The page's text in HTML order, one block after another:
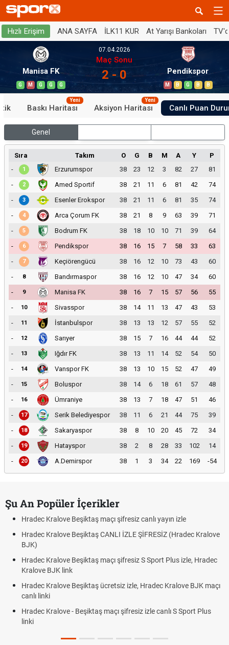
Hızlı Erişim ANA SAYFA İLK11 KUR At Yarışı Bankoları
Manisa FK
G M G G G
07.04.2026
Maç Sonu
2 - 0 Pendikspor
M B G B B
Baskı Haritası
Yeni
Aksiyon Haritası
Yeni
Canlı Puan
Genel
Sıra Takım O G B M A Y
P
-
1 Erzurumspor 38 23 12 3 82 27
81
-
2 Amed Sportif 38 21 11 6 81 42
74
-
3 Esenler Erokspor 38 21 11 6 81 35
74
-
4 Arca Çorum FK 38 21 8 9 63 39
71
-
5 Bodrum FK 38 18 10 10 71 39
64
-
6 Pendikspor 38 16 15 7 58 33
63
-
7 Keçiörengücü 38 16 12 10 73 43
60
-
8 Bandırmaspor 38 16 12 10 47 34
60
-
9 Manisa FK 38 16 7 15 57 56
55
-
10 Sivasspor 38 14 11 13 47 43
53
-
11 İstanbulspor 38 13 13 12 57 55
52
-
12 Sarıyer 38 15 7 16 44 44
52
-
13 Iğdır FK 38 13 11 14 52 54
50
-
14 Vanspor FK 38 13 10 15 52 47
49
-
15 Boluspor 38 14 6 18 61 57
48
-
16 Ümraniye 38 13 7 18 47 51
46
-
17 Serik Belediyespor 38 11 6 21 44 75
39
-
18 Sakaryaspor 38 8 10 20 45 72
34
-
19 Hatayspor 38 2 8 28 33 102
14
-
20 A.Demirspor 38 1 3 34 22 169 -54
Şu An Popüler İçerikler
Hradec Kralove Beşiktaş maçı şifresiz canlı yayın izle
Hradec Kralove Beşiktaş CANLI İZLE ŞİFRESİZ (Hradec Kralove
BJK)
Hradec Kralove Beşiktaş maçı şifresiz S Sport Plus izle, Hradec
Kralove BJK link
Hradec Kralove Beşiktaş ücretsiz izle, Hradec Kralove BJK maçı
canlı linki
Hradec Kralove - Beşiktaş maçı şifresiz izle canlı S Sport Plus
linki